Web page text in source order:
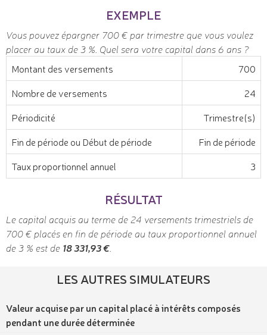
EXEMPLE
Vous pouvez épargner 700 € par trimestre que vous voulez
placer au taux de 3 %. Quel sera votre capital dans 6 ans ?
Montant des versements
700
Nombre de versements
24
Périodicité
Trimestre(s)
Fin de période ou Début de période
Fin de période
Taux proportionnel annuel
3
RÉSULTAT
Le capital acquis au terme de 24 versements trimestriels de
700 € placés en fin de période au taux proportionnel annuel
de 3 % est de 18 331,93 €
LES AUTRES SIMULATEURS
Valeur acquise par un capital placé à intérêts composés
pendant une durée déterminée